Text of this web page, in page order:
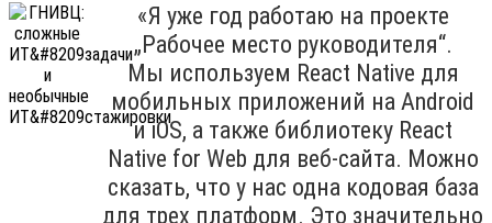
«Я уже год работаю на проекте
„Рабочее место руководителя“.
Мы используем React Native для
мобильных приложений на Android
и iOS, а также библиотеку React
Native for Web для веб-сайта. Можно
сказать, что у нас одна кодовая база
для трех платформ. Это значительно